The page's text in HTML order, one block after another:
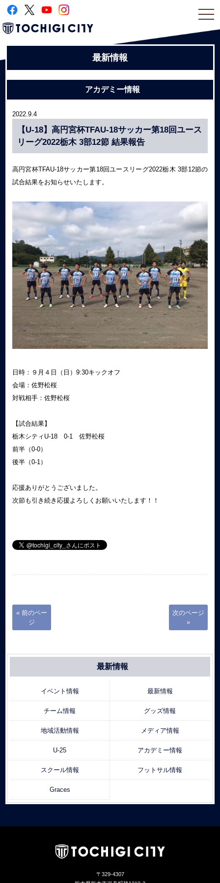
最新情報
アカデミー情報
2022.9.4
【U-18】高円宮杯TFAU-18サッカー第18回ユース
リーグ2022栃木 3部12節 結果報告
高円宮杯TFAU-18サッカー第18回ユースリーグ2022栃木 3部12節の
試合結果をお知らせいたします。
日時：９月４日（日）9:30キックオフ
会場：佐野松桜
対戦相手：佐野松桜
【試合結果】
栃木シティU-18 0-1 佐野松桜
前半（0-0）
後半（0-1）
応援ありがとうございました。
次節も引き続き応援よろしくお願いいたします！！
« 前のペー
ジ
次のページ
»
最新情報
イベント情報 最新情報
チーム情報 グッズ情報
地域活動情報 メディア情報
U-25 アカデミー情報
スクール情報 フットサル情報
Graces
〒329-4307